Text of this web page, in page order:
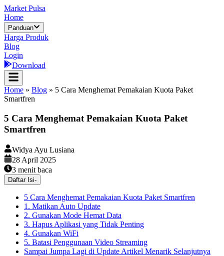
Market Pulsa
Home
Panduan
Harga Produk
Blog
Login
Download
Home » Blog » 5 Cara Menghemat Pemakaian Kuota Paket
Smartfren
5 Cara Menghemat Pemakaian Kuota Paket
Smartfren
Widya Ayu Lusiana
28 April 2025
3 menit baca
Daftar Isi-
5 Cara Menghemat Pemakaian Kuota Paket Smartfren
1. Matikan Auto Update
2. Gunakan Mode Hemat Data
3. Hapus Aplikasi yang Tidak Penting
4. Gunakan WiFi
5. Batasi Penggunaan Video Streaming
Sampai Jumpa Lagi di Update Artikel Menarik Selanjutnya